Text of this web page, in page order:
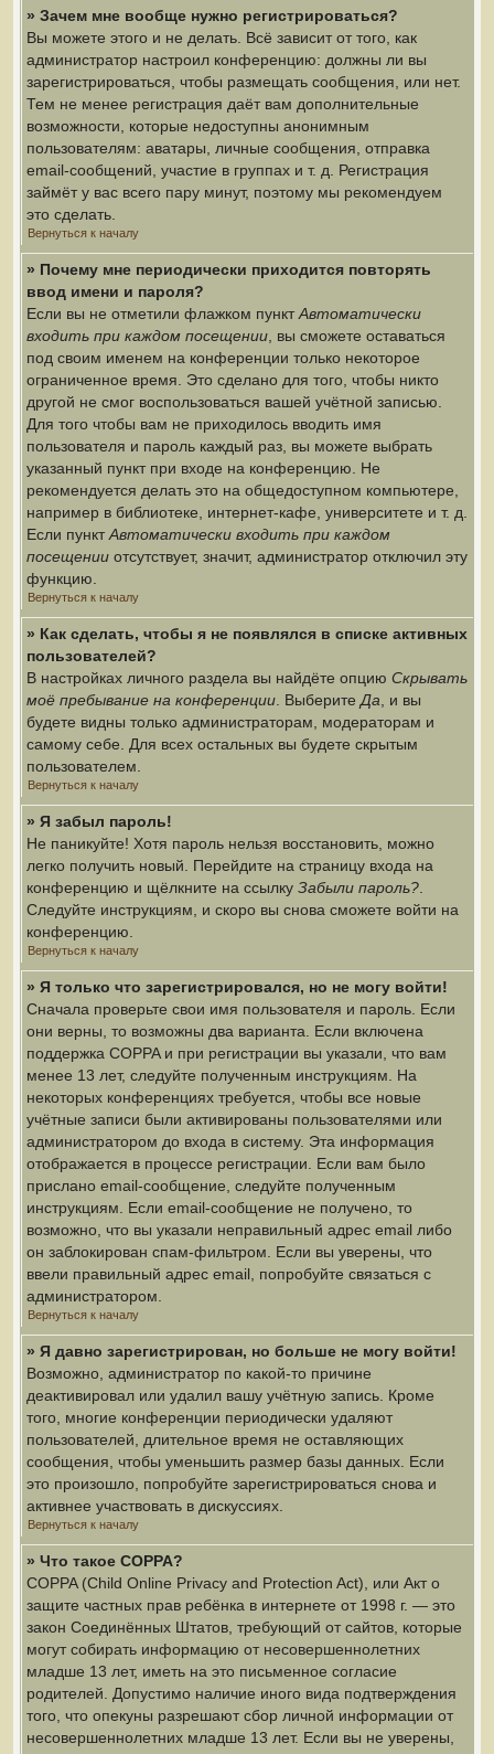
» Зачем мне вообще нужно регистрироваться?
Вы можете этого и не делать. Всё зависит от того, как
администратор настроил конференцию: должны ли вы
зарегистрироваться, чтобы размещать сообщения, или нет.
Тем не менее регистрация даёт вам дополнительные
возможности, которые недоступны анонимным
пользователям: аватары, личные сообщения, отправка
email-сообщений, участие в группах и т. д. Регистрация
займёт у вас всего пару минут, поэтому мы рекомендуем
это сделать.
Вернуться к началу
» Почему мне периодически приходится повторять
ввод имени и пароля?
Если вы не отметили флажком пунктАвтоматически
входить при каждом посещении , вы сможете оставаться
под своим именем на конференции только некоторое
ограниченное время. Это сделано для того, чтобы никто
другой не смог воспользоваться вашей учётной записью.
Для того чтобы вам не приходилось вводить имя
пользователя и пароль каждый раз, вы можете выбрать
указанный пункт при входе на конференцию. Не
рекомендуется делать это на общедоступном компьютере,
например в библиотеке, интернет-кафе, университете и т. д.
Если пунктАвтоматически входить при каждом
посещении отсутствует, значит, администратор отключил эту
функцию.
Вернуться к началу
» Как сделать, чтобы я не появлялся в списке активных
пользователей?
В настройках личного раздела вы найдёте опцию Скрывать
моё пребывание на конференции . Выберите Да , и вы
будете видны только администраторам, модераторам и
самому себе. Для всех остальных вы будете скрытым
пользователем.
Вернуться к началу
» Я забыл пароль!
Не паникуйте! Хотя пароль нельзя восстановить, можно
легко получить новый. Перейдите на страницу входа на
конференцию и щёлкните на ссылку Забыли пароль?
Следуйте инструкциям, и скоро вы снова сможете войти на
конференцию.
Вернуться к началу
» Я только что зарегистрировался, но не могу войти!
Сначала проверьте свои имя пользователя и пароль. Если
они верны, то возможны два варианта. Если включена
поддержка COPPA и при регистрации вы указали, что вам
менее 13 лет, следуйте полученным инструкциям. На
некоторых конференциях требуется, чтобы все новые
учётные записи были активированы пользователями или
администратором до входа в систему. Эта информация
отображается в процессе регистрации. Если вам было
прислано email-сообщение, следуйте полученным
инструкциям. Если email-сообщение не получено, то
возможно, что вы указали неправильный адрес email либо
он заблокирован спам-фильтром. Если вы уверены, что
ввели правильный адрес email, попробуйте связаться с
администратором.
Вернуться к началу
» Я давно зарегистрирован, но больше не могу войти!
Возможно, администратор по какой-то причине
деактивировал или удалил вашу учётную запись. Кроме
того, многие конференции периодически удаляют
пользователей, длительное время не оставляющих
сообщения, чтобы уменьшить размер базы данных. Если
это произошло, попробуйте зарегистрироваться снова и
активнее участвовать в дискуссиях.
Вернуться к началу
» Что такое COPPA?
COPPA (Child Online Privacy and Protection Act), или Акт о
защите частных прав ребёнка в интернете от 1998 г. — это
закон Соединённых Штатов, требующий от сайтов, которые
могут собирать информацию от несовершеннолетних
младше 13 лет, иметь на это письменное согласие
родителей. Допустимо наличие иного вида подтверждения
того, что опекуны разрешают сбор личной информации от
несовершеннолетних младше 13 лет. Если вы не уверены,